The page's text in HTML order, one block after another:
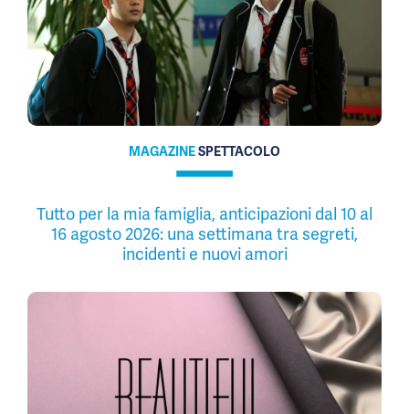
MAGAZINESPETTACOLO
Tutto per la mia famiglia, anticipazioni dal 10 al
16 agosto 2026: una settimana tra segreti,
incidenti e nuovi amori